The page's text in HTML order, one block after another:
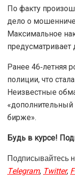
По факту
дело о
Максимальное
Ранее 46‑летняя
полиции, что
Неизвестные
«дополнительный
бирже».
Будь в курсе!
Подписывайтесь
Telegram, Twitter,